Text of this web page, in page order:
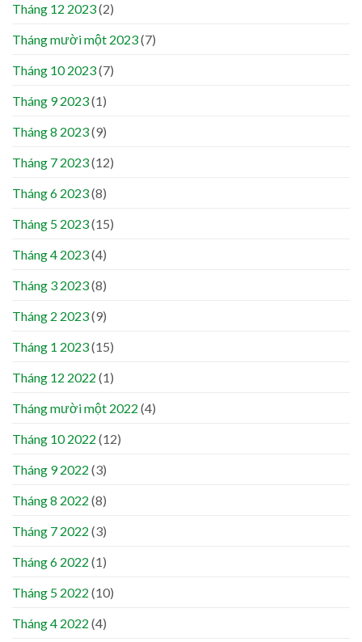
Tháng 12 2023(2)
Tháng mười một 2023(7)
Tháng 10 2023(7)
Tháng 9 2023(1)
Tháng 8 2023(9)
Tháng 7 2023(12)
Tháng 6 2023(8)
Tháng 5 2023(15)
Tháng 4 2023(4)
Tháng 3 2023(8)
Tháng 2 2023(9)
Tháng 1 2023(15)
Tháng 12 2022 (1)
Tháng mười một 2022 (4)
Tháng 10 2022 (12)
Tháng 9 2022 (3)
Tháng 8 2022 (8)
Tháng 7 2022 (3)
Tháng 6 2022 (1)
Tháng 5 2022 (10)
Tháng 4 2022 (4)